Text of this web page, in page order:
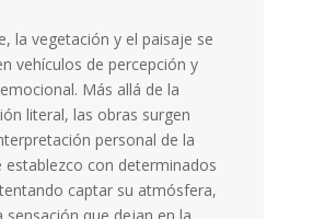
la vegetación y el paisaje se
vehículos de percepción y
Más allá de la
literal, las obras surgen
personal de la
establezco con determinados
captar su atmósfera,